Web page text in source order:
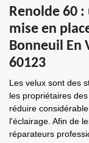
Renolde 60
mise en
Bonneuil En
60123
Les velux sont des
les propriétaires
réduire
l'éclairage. Afin de
réparateurs